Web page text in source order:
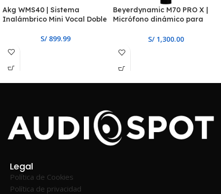
Akg WMS40 | Sistema
Inalámbrico Mini Vocal Doble
S/899.99
Beyerdynamic M70 PRO X |
Micrófono dinámico para
S/1,300.00
Legal
Política de Cookies
Política de privacidad